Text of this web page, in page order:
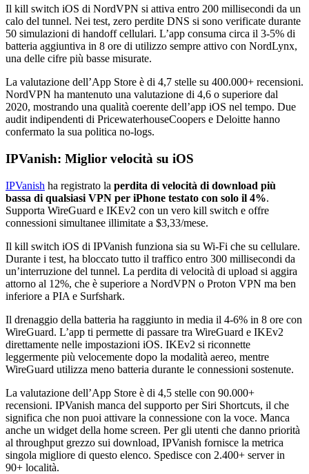
Il kill switch iOS di NordVPN si attiva entro 200 millisecondi da un
calo del tunnel. Nei test, zero perdite DNS si sono verificate durante
50 simulazioni di handoff cellulari. L’app consuma circa il 3-5% di
batteria aggiuntiva in 8 ore di utilizzo sempre attivo con NordLynx,
una delle cifre più basse misurate.
La valutazione dell’App Store è di 4,7 stelle su 400.000+ recensioni.
NordVPN ha mantenuto una valutazione di 4,6 o superiore dal
2020, mostrando una qualità coerente dell’app iOS nel tempo. Due
audit indipendenti di PricewaterhouseCoopers e Deloitte hanno
confermato la sua politica no-logs.
IPVanish: Miglior velocità su iOS
IPVanish ha registrato la perdita di velocità di download più
bassa di qualsiasi VPN per iPhone testato con solo il 4%.
Supporta WireGuard e IKEv2 con un vero kill switch e offre
connessioni simultanee illimitate a $3,33/mese.
Il kill switch iOS di IPVanish funziona sia su Wi-Fi che su cellulare.
Durante i test, ha bloccato tutto il traffico entro 300 millisecondi da
un’interruzione del tunnel. La perdita di velocità di upload si aggira
attorno al 12%, che è superiore a NordVPN o Proton VPN ma ben
inferiore a PIA e Surfshark.
Il drenaggio della batteria ha raggiunto in media il 4-6% in 8 ore con
WireGuard. L’app ti permette di passare tra WireGuard e IKEv2
direttamente nelle impostazioni iOS. IKEv2 si riconnette
leggermente più velocemente dopo la modalità aereo, mentre
WireGuard utilizza meno batteria durante le connessioni sostenute.
La valutazione dell’App Store è di 4,5 stelle con 90.000+
recensioni. IPVanish manca del supporto per Siri Shortcuts, il che
significa che non puoi attivare la connessione con la voce. Manca
anche un widget della home screen. Per gli utenti che danno priorità
al throughput grezzo sui download, IPVanish fornisce la metrica
singola migliore di questo elenco. Spedisce con 2.400+ server in
90+ località.